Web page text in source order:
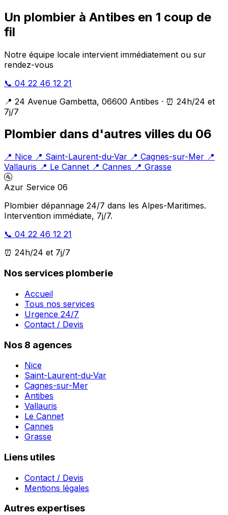
Un plombier à Antibes en 1 coup de
fil
Notre équipe locale intervient immédiatement ou sur
rendez-vous
📞 04 22 46 12 21
📍 24 Avenue Gambetta, 06600 Antibes · ⏰ 24h/24 et
7j/7
Plombier dans d'autres villes du 06
📍 Nice 📍 Saint-Laurent-du-Var 📍 Cagnes-sur-Mer 📍
Vallauris 📍 Le Cannet 📍 Cannes 📍 Grasse
🚰
Azur Service 06
Plombier dépannage 24/7 dans les Alpes-Maritimes.
Intervention immédiate, 7j/7.
📞 04 22 46 12 21
⏰ 24h/24 et 7j/7
Nos services plomberie
Accueil
Tous nos services
Urgence 24/7
Contact / Devis
Nos 8 agences
Nice
Saint-Laurent-du-Var
Cagnes-sur-Mer
Antibes
Vallauris
Le Cannet
Cannes
Grasse
Liens utiles
Contact / Devis
Mentions légales
Autres expertises